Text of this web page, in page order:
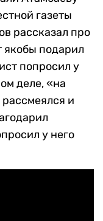
газеты
рассказал про
якобы подарил
попросил у
деле, «на
и
у него